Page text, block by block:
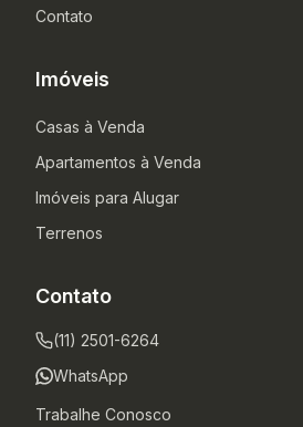
Contato
Imóveis
Casas à Venda
Apartamentos à Venda
Imóveis para Alugar
Terrenos
Contato
(11) 2501-6264
WhatsApp
Trabalhe Conosco